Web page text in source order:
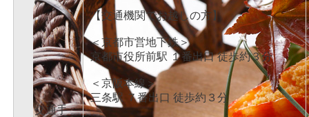
交通手
【交通機関でお越しの方】
＜京都市営地下鉄＞
京都市役所前駅 １番出口 徒歩約３分
＜京阪本線＞
三条駅 ７番出口 徒歩約３分